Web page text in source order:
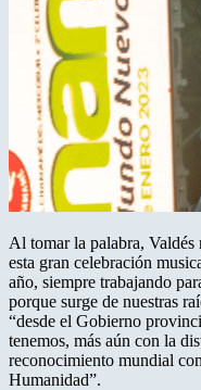
Al tomar la palabra, Valdés
esta gran celebración
año, siempre trabajando
porque surge de nuestras
“desde el Gobierno
tenemos, más aún con la
reconocimiento mundial
Humanidad”.